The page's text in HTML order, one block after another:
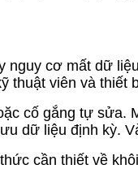
nguy cơ mất dữ
thuật viên và thiết
cố gắng tự
dữ liệu định kỳ.
cần thiết về